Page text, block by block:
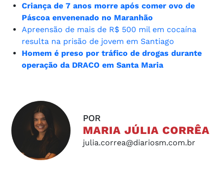
Criança de 7 anos morre após comer ovo de
Páscoa envenenado no Maranhão
Apreensão de mais de R$ 500 mil em cocaína
resulta na prisão de jovem em Santiago
Homem é preso por tráfico de drogas durante
operação da DRACO em Santa Maria
POR
MARIA JÚLIA CORRÊA
julia.correa@diariosm.com.br